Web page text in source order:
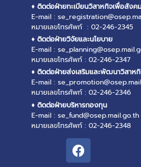
♦ ติดต่อฝ่ายทะเบียนวิสาหกิจเพื่อสังค
E-mail :
หมายเลขโทรศัพท์ : 02-246-2345
♦ ติดต่อฝ่ายวิจัยและนโยบาย
E-mail :
หมายเลขโทรศัพท์ : 02-246-2347
♦ ติดต่อฝ่ายส่งเสริมและพัฒนาวิสาห
E-mail :
หมายเลขโทรศัพท์ : 02-246-2346
♦ ติดต่อฝ่ายบริหารกองทุน
E-mail : se_fund@osep.mail.go.th
หมายเลขโทรศัพท์ : 02-246-2348